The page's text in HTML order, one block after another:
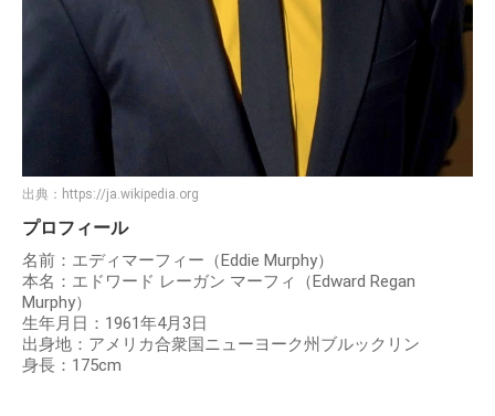
出典： https://ja.wikipedia.org
プロフィール
名前：エディマーフィー（Eddie Murphy）
本名：エドワード レーガン マーフィ（Edward Regan
Murphy）
生年月日：1961年4月3日
出身地：アメリカ合衆国ニューヨーク州ブルックリン
身長：175cm